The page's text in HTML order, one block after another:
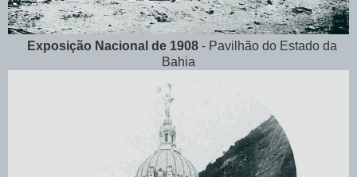
Exposição Nacional de 1908 - Pavilhão do Estado da
Bahia